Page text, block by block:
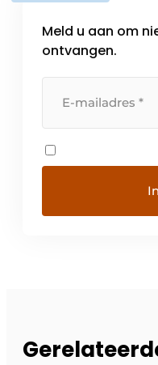
Meld u aan om
ontvangen.